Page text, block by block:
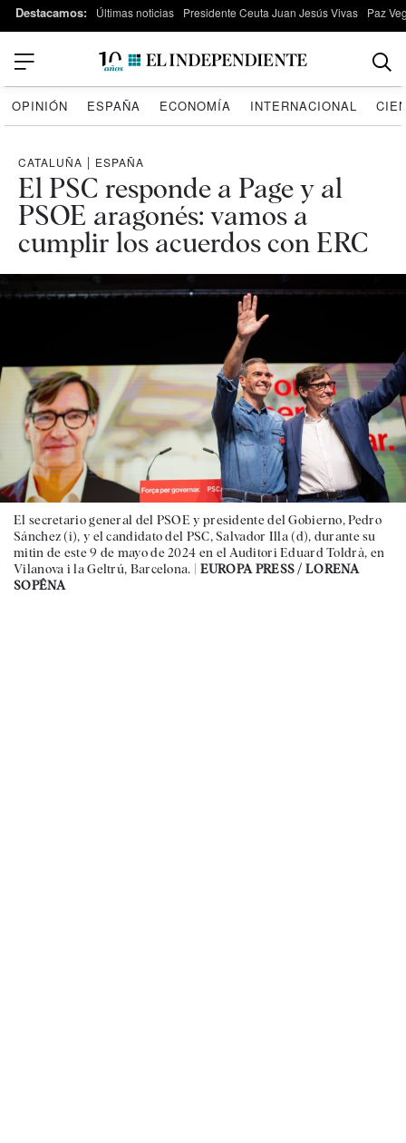
Destacamos: Últimas noticias Presidente Ceuta Juan Jesús Vivas Paz
OPINIÓN ESPAÑA ECONOMÍA INTERNACIONAL
CATALUÑA | ESPAÑA
El PSC responde a Page y al
PSOE aragonés: vamos a
cumplir los acuerdos con ERC
El secretario general del PSOE y presidente del Gobierno, Pedro
Sánchez (i), y el candidato del PSC, Salvador Illa (d), durante su
mitin de este 9 de mayo de 2024 en el Auditori Eduard Toldrà, en
Vilanova i la Geltrú, Barcelona. | EUROPA PRESS / LORENA
SOPÊNA